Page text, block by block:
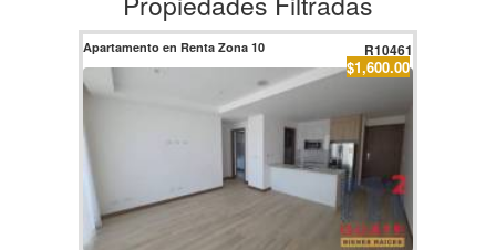
Apartamento en Renta Zona 10 R10461
$1,600.00